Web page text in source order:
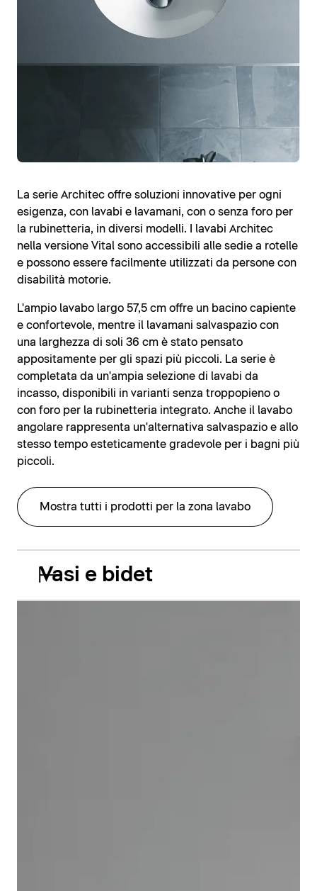
La serie Architec offre soluzioni innovative per ogni
esigenza, con lavabi e lavamani, con o senza foro per
la rubinetteria, in diversi modelli. I lavabi Architec
nella versione Vital sono accessibili alle sedie a rotelle
e possono essere facilmente utilizzati da persone con
disabilità motorie.
L'ampio lavabo largo 57,5 cm offre un bacino capiente
e confortevole, mentre il lavamani salvaspazio con
una larghezza di soli 36 cm è stato pensato
appositamente per gli spazi più piccoli. La serie è
completata da un'ampia selezione di lavabi da
incasso, disponibili in varianti senza troppopieno o
con foro per la rubinetteria integrato. Anche il lavabo
angolare rappresenta un'alternativa salvaspazio e allo
stesso tempo esteticamente gradevole per i bagni più
piccoli.
Mostra tutti i prodotti per la zona lavabo
Vasi e bidet